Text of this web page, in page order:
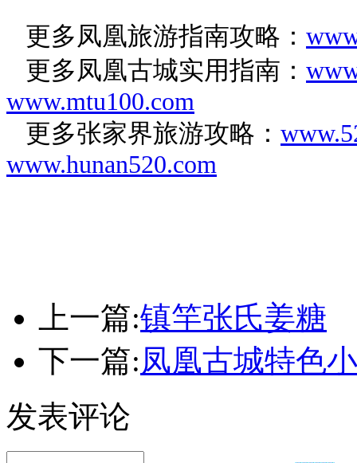
更多凤凰旅游指南攻略：
更多凤凰古城实用指南：
www.mtu100.com
更多张家界旅游攻略：
www.hunan520.com
上一篇:镇竿张氏姜糖
下一篇:凤凰古城特色
发表评论